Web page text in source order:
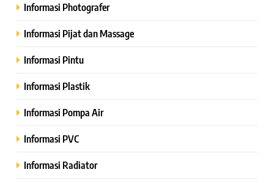
Informasi Photografer
Informasi Pijat dan Massage
Informasi Pintu
Informasi Plastik
Informasi Pompa Air
Informasi PVC
Informasi Radiator